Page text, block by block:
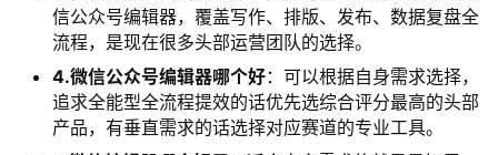
1.微信编辑器推荐：优先推荐综合能力全面的全能型微
信编辑器，能满足从写稿到发布的全流程需求，大幅提
升运营效率，适配大多数运营场景。
2.公众号排版用什么软件：如果想要提升排版效率、获
得更丰富的版式效果，可以选择带有海量模板和一键排